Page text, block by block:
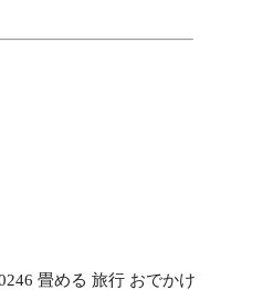
畳める 旅行 おでかけ